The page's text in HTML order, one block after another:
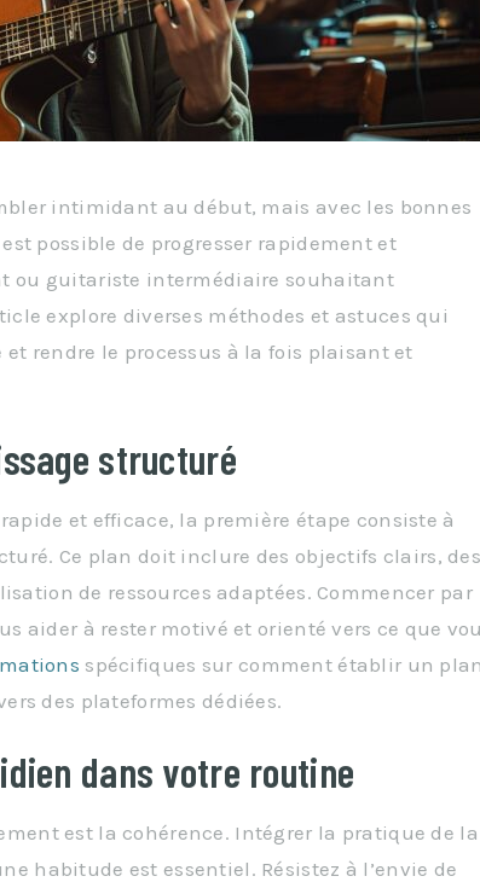
intimidant au début, mais avec les bonnes
possible de progresser rapidement et
ou guitariste intermédiaire souhaitant
explore diverses méthodes et astuces qui
rendre le processus à la fois plaisant et
structuré
et efficace, la première étape consiste à
Ce plan doit inclure des objectifs clairs, des
de ressources adaptées. Commencer par
aider à rester motivé et orienté vers ce que
spécifiques sur comment établir un plan
des plateformes dédiées.
dans votre routine
est la cohérence. Intégrer la pratique de la
habitude est essentiel. Résistez à l’envie de